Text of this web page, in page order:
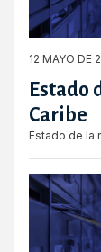
12 MAYO DE
Estado
Caribe
Estado de la